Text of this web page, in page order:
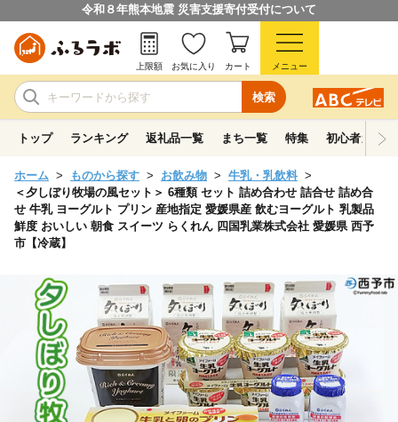
令和８年熊本地震 災害支援寄付受付について
検索
上限額 お気に入り カート メニュー
トップ ランキング 返礼品一覧 まち一覧 特集 初心者ガイド
ホーム ものから探す お飲み物
牛乳・乳飲料
＜夕しぼり牧場の風セット＞ 6種類 セット 詰め合わせ 詰合せ 詰め合
せ 牛乳 ヨーグルト プリン 産地指定 愛媛県産 飲むヨーグルト 乳製品
鮮度 おいしい 朝食 スイーツ らくれん 四国乳業株式会社 愛媛県 西予
市【冷蔵】